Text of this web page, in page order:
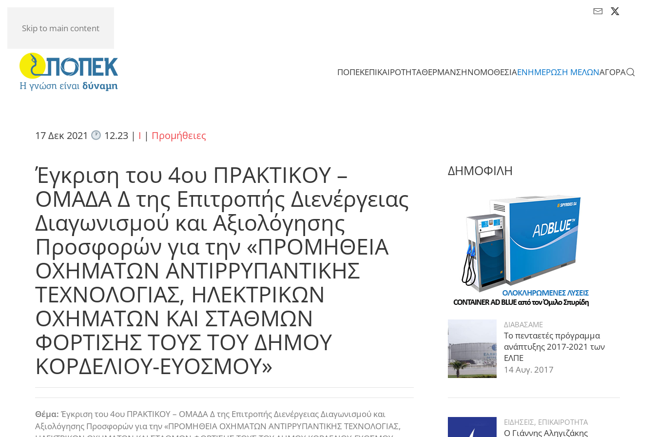
Skip to main content
ΠΟΠΕΚΕΠΙΚΑΙΡΟΤΗΤΑΘΕΡΜΑΝΣΗΝΟΜΟΘΕΣΙΑΕΝΗΜΕΡΩΣΗ ΜΕΛΩΝΑΓΟΡΑ
17 Δεκ 2021 12.23| I | Προμήθειες
Έγκριση του 4ου ΠΡΑΚΤΙΚΟΥ –
ΟΜΑΔΑ Δ της Επιτροπής Διενέργειας
Διαγωνισμού και Αξιολόγησης
Προσφορών για την «ΠΡΟΜΗΘΕΙΑ
ΟΧΗΜΑΤΩΝ ΑΝΤΙΡΡΥΠΑΝΤΙΚΗΣ
ΤΕΧΝΟΛΟΓΙΑΣ, ΗΛΕΚΤΡΙΚΩΝ
ΟΧΗΜΑΤΩΝ ΚΑΙ ΣΤΑΘΜΩΝ
ΦΟΡΤΙΣΗΣ ΤΟΥΣ ΤΟΥ ΔΗΜΟΥ
ΚΟΡΔΕΛΙΟΥ-ΕΥΟΣΜΟΥ»
Θέμα: Έγκριση του 4ου ΠΡΑΚΤΙΚΟΥ – ΟΜΑΔΑ Δ της Επιτροπής Διενέργειας Διαγωνισμού και
Αξιολόγησης Προσφορών για την «ΠΡΟΜΗΘΕΙΑ ΟΧΗΜΑΤΩΝ ΑΝΤΙΡΡΥΠΑΝΤΙΚΗΣ ΤΕΧΝΟΛΟΓΙΑΣ,
ΔΗΜΟΦΙΛΗ
ΔΙΑΒΑΣΑΜΕ
Το πενταετές πρόγραμμα
ανάπτυξης 2017-2021 των
ΕΛΠΕ
14 Αυγ. 2017
ΕΙΔΗΣΕΙΣ, ΕΠΙΚΑΙΡΟΤΗΤΑ
Ο Γιάννης Αληγιζάκης